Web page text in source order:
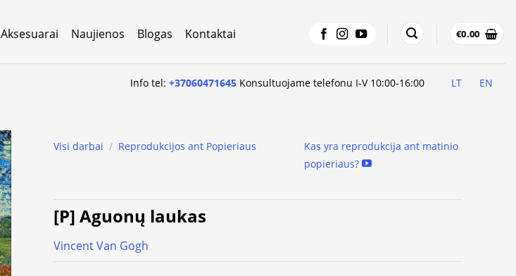
Aksesuarai Naujienos Blogas Kontaktai €0.00
Info tel:+37060471645 Konsultuojame telefonu I-V 10:00-16:00 LT EN
Visi darbai / Reprodukcijos ant Popieriaus
Kas yra reprodukcija ant matinio
popieriaus?
[P] Aguonų laukas
Vincent Van Gogh